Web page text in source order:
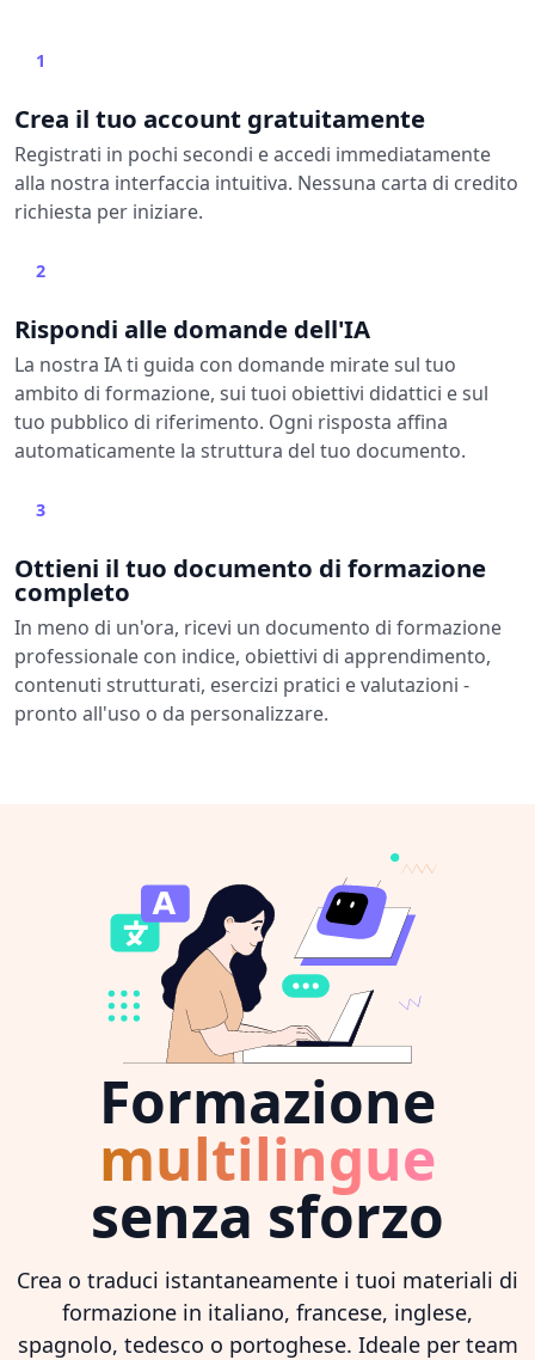
1
Crea il tuo account gratuitamente
Registrati in pochi secondi e accedi immediatamente
alla nostra interfaccia intuitiva. Nessuna carta di credito
richiesta per iniziare.
2
Rispondi alle domande dell'IA
La nostra IA ti guida con domande mirate sul tuo
ambito di formazione, sui tuoi obiettivi didattici e sul
tuo pubblico di riferimento. Ogni risposta affina
automaticamente la struttura del tuo documento.
3
Ottieni il tuo documento di formazione
completo
In meno di un'ora, ricevi un documento di formazione
professionale con indice, obiettivi di apprendimento,
contenuti strutturati, esercizi pratici e valutazioni -
pronto all'uso o da personalizzare.
Formazione
multilingue
senza sforzo
Crea o traduci istantaneamente i tuoi materiali di
formazione in italiano, francese, inglese,
spagnolo, tedesco o portoghese. Ideale per team